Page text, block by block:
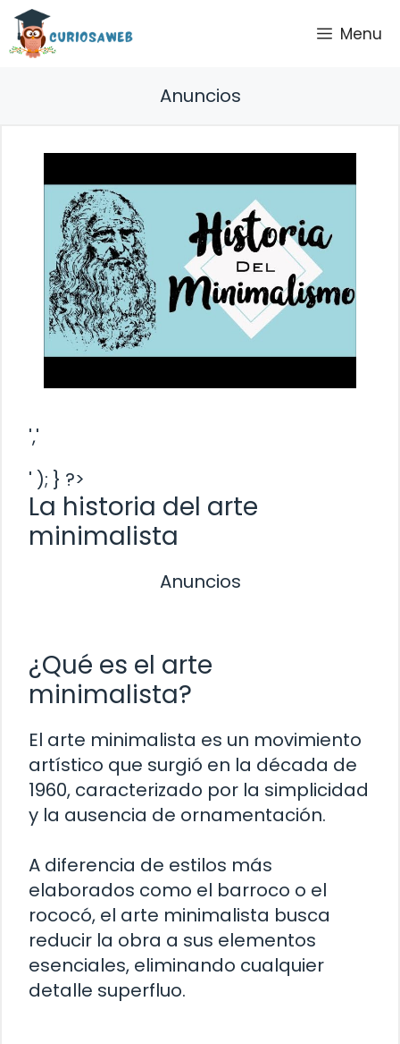
Saltar
contenido
Menu
Anuncios
','
' ); } ?>
La historia del arte
minimalista
Anuncios
¿Qué es el arte
minimalista?
El arte minimalista es un movimiento
artístico que surgió en la década de
1960, caracterizado por la simplicidad
y la ausencia de ornamentación.
A diferencia de estilos más
elaborados como el barroco o el
rococó, el arte minimalista busca
reducir la obra a sus elementos
esenciales, eliminando cualquier
detalle superfluo.